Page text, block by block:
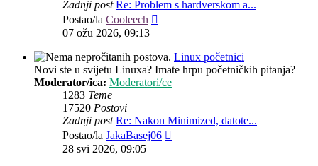
Zadnji post Re: Problem s hardverskom a...
Postao/la Cooleech
07 ožu 2026, 09:13
Linux početnici
Novi ste u svijetu Linuxa? Imate hrpu početničkih pitanja?
Moderator/ica: Moderatori/ce
1283 Teme
17520 Postovi
Zadnji post Re: Nakon Minimized, datote...
Postao/la JakaBasej06
28 svi 2026, 09:05